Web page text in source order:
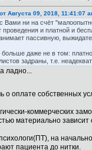
Августа 09, 2018, 11:41:07
Вами ни на счёт
и платной и
пассивную,
даже не в том:
задраны, т.е.
ладно...
о оплате собственных
коммерческих
материально
на
пациента до нитки.